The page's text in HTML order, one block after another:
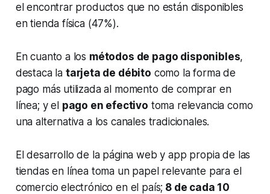
el encontrar productos que no están disponibles
en tienda física (47%).
En cuanto a los métodos de pago disponibles,
destaca la tarjeta de débito como la forma de
pago más utilizada al momento de comprar en
línea; y el pago en efectivo toma relevancia como
una alternativa a los canales tradicionales.
El desarrollo de la página web y app propia de las
tiendas en línea toma un papel relevante para el
comercio electrónico en el país; 8 de cada 10